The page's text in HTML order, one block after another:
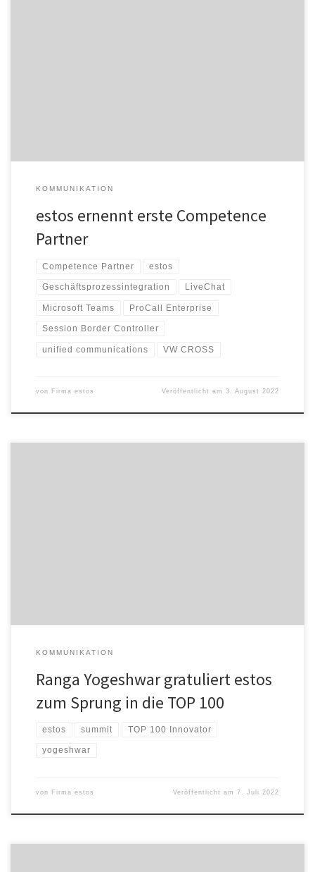
KOMMUNIKATION
estos ernennt erste Competence
Partner
Competence Partner estos
Geschäftsprozessintegration LiveChat
Microsoft Teams ProCall Enterprise
Session Border Controller
unified communications VW CROSS
von Firma estos Veröffentlicht am3. August 2022
KOMMUNIKATION
Ranga Yogeshwar gratuliert estos
zum Sprung in die TOP 100
estos summit TOP 100 Innovator
yogeshwar
von Firma estos Veröffentlicht am7. Juli 2022